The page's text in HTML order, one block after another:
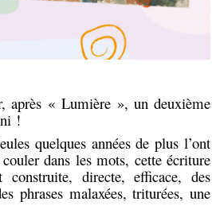
après « Lumière », un deuxième
!
quelques années de plus l’ont
dans les mots, cette écriture
construite, directe, efficace, des
phrases malaxées, triturées, une